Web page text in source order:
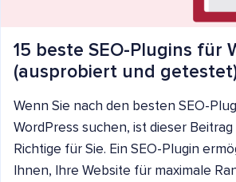
15 beste SEO-Plugins für
(ausprobiert und
Wenn Sie nach den besten SEO-
WordPress suchen, ist dieser Beitrag
Richtige für Sie. Ein SEO-Plugin
Ihnen, Ihre Website für maximale